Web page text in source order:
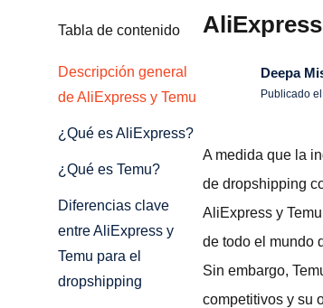
Tabla de contenido
Descripción general
de AliExpress y Temu
¿Qué es AliExpress?
¿Qué es Temu?
Diferencias clave
entre AliExpress y
Temu para el
dropshipping
Deepa
Publicado el
A medida que la
de dropshipping
AliExpress y
de todo el mundo
Sin embargo,
competitivos y su